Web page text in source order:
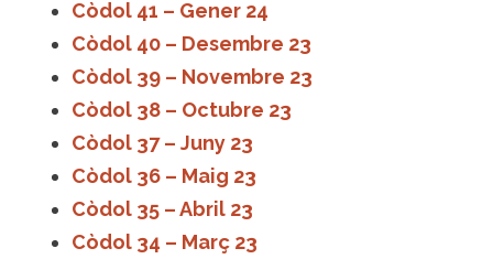
Còdol 41 – Gener 24
Còdol 40 – Desembre 23
Còdol 39 – Novembre 23
Còdol 38 – Octubre 23
Còdol 37 – Juny 23
Còdol 36 – Maig 23
Còdol 35 – Abril 23
Còdol 34 – Març 23